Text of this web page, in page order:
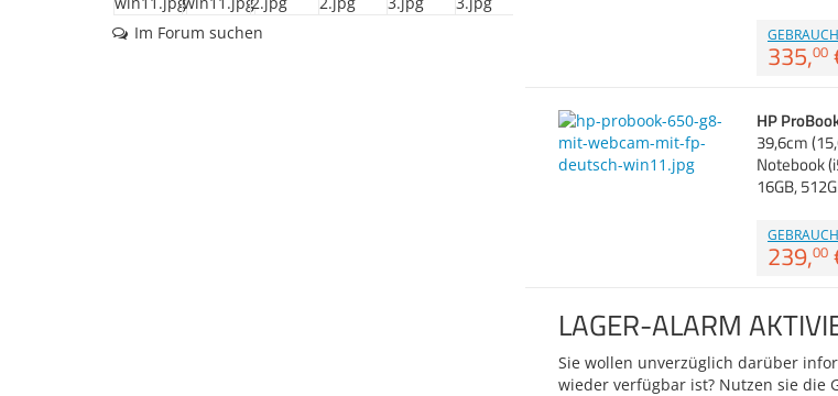
Im Forum suchen
335,00
HP
39,6cm
Notebook
16GB,
239,00
LAGER-ALARM
Sie wollen unverzüglich darüber
wieder verfügbar ist? Nutzen sie die